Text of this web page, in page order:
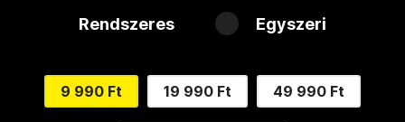
Rendszeres Egyszeri
9 990 Ft 19 990 Ft 49 990 Ft